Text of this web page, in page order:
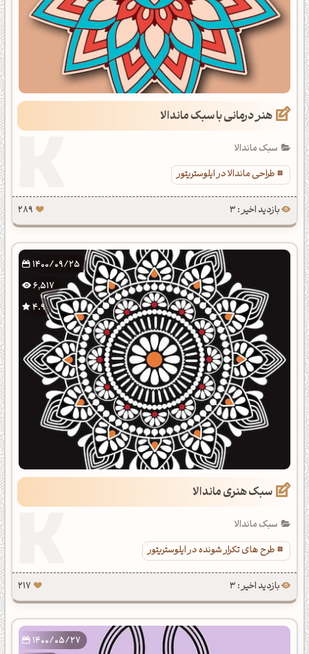
هنر درمانی با سبک ماندالا
سبک ماندالا
طراحی ماندالا در ایلوستریتور
بازدید اخیر : 3 289
1400/09/25
6,517
4.9
سبک هنری ماندالا
سبک ماندالا
طرح های تکرار شونده در ایلوستریتور
بازدید اخیر : 3 217
1400/05/27